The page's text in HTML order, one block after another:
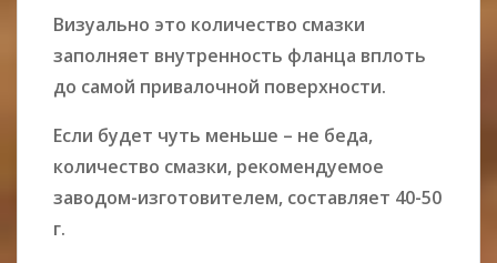
Визуально это количество смазки
заполняет внутренность фланца вплоть
до самой привалочной поверхности.
Если будет чуть меньше – не беда,
количество смазки, рекомендуемое
заводом-изготовителем, составляет 40-50
г.